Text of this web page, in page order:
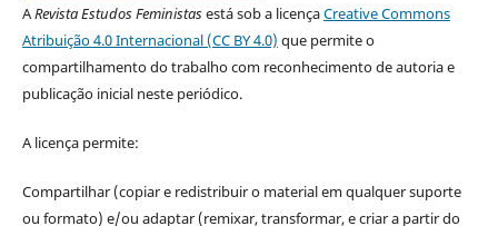
ARevista Estudos Feministasestá sob a licençaCreative Commons
Atribuição 4.0 Internacional (CC BY 4.0) que permite o
compartilhamento do trabalho com reconhecimento de autoria e
publicação inicial neste periódico.
A licença permite:
Compartilhar (copiar e redistribuir o material em qualquer suporte
ou formato) e/ou adaptar (remixar, transformar, e criar a partir do